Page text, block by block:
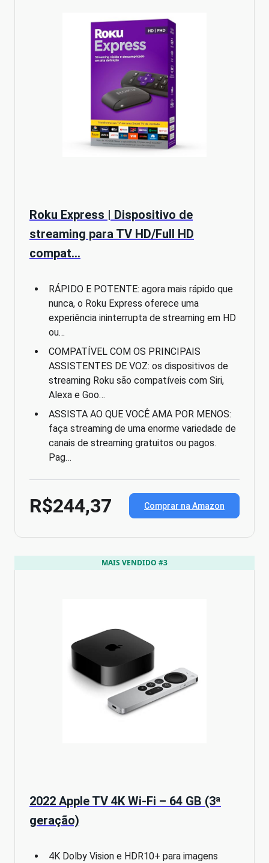
Roku Express | Dispositivo de
streaming para TV HD/Full HD
compat…
RÁPIDO E POTENTE: agora mais rápido que
nunca, o Roku Express oferece uma
experiência ininterrupta de streaming em HD
ou…
COMPATÍVEL COM OS PRINCIPAIS
ASSISTENTES DE VOZ: os dispositivos de
streaming Roku são compatíveis com Siri,
Alexa e Goo…
ASSISTA AO QUE VOCÊ AMA POR MENOS:
faça streaming de uma enorme variedade de
canais de streaming gratuitos ou pagos.
Pag…
R$244,37 Comprar na Amazon
MAIS VENDIDO #3
2022 Apple TV 4K Wi‑Fi – 64 GB (3ª
geração)
4K Dolby Vision e HDR10+ para imagens